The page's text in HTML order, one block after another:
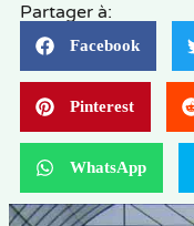
Partager à:
Facebook
Pinterest
WhatsApp